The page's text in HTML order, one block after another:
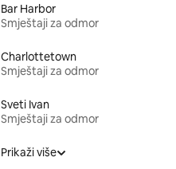
Bar Harbor
Smještaji za odmor
Charlottetown
Smještaji za odmor
Sveti Ivan
Smještaji za odmor
Prikaži više